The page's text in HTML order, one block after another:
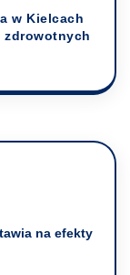
w Kielcach
na efekty